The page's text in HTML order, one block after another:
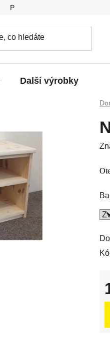
Podmínky ochrany osobních
Další výrobky